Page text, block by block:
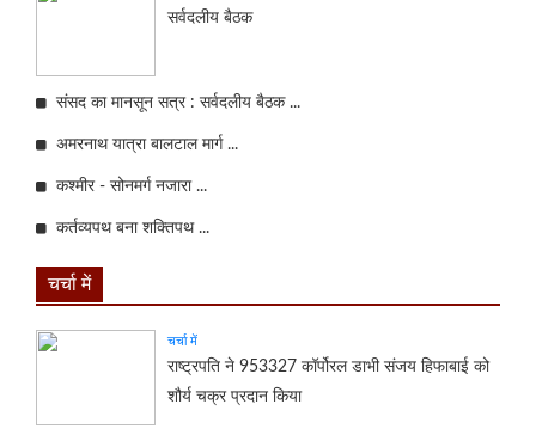
सर्वदलीय बैठक
संसद का मानसून सत्र : सर्वदलीय बैठक ...
अमरनाथ यात्रा बालटाल मार्ग ...
कश्मीर - सोनमर्ग नजारा ...
कर्तव्यपथ बना शक्तिपथ ...
चर्चा में
चर्चा में
राष्ट्रपति ने 953327 कॉर्पोरल डाभी संजय हिफाबाई को
शौर्य चक्र प्रदान किया